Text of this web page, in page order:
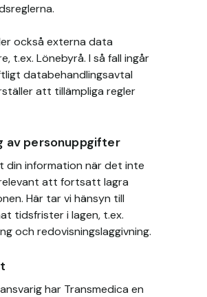
också externa data
t.ex. Lönebyrå. I så fall ingår
databehandlingsavtal
att tillämpliga regler
av personuppgifter
din information när det inte
att fortsatt lagra
Här tar vi hänsyn till
tidsfrister i lagen, t.ex.
och redovisningslaggivning.
har Transmedica en